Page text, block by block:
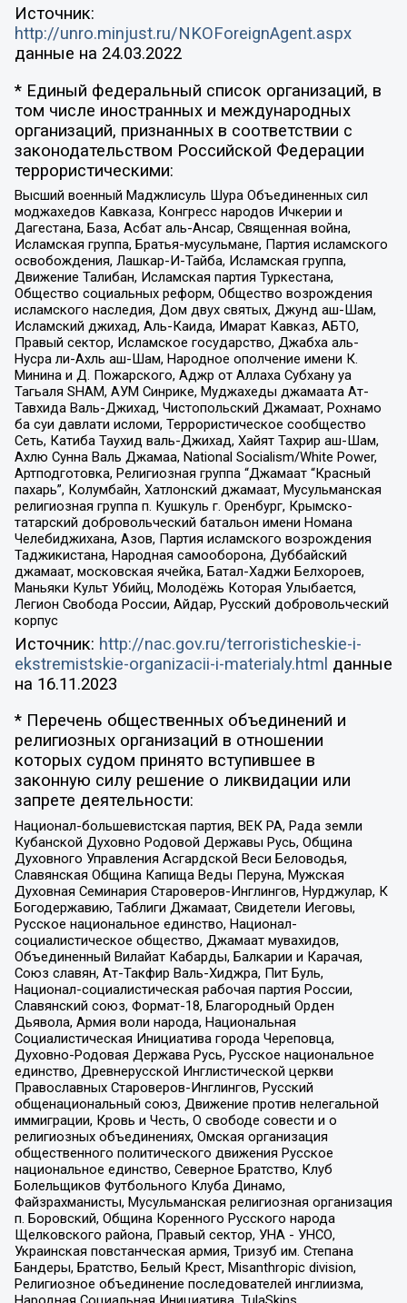
Источник:
http://unro.minjust.ru/NKOForeignAgent.aspx
данные на 24.03.2022
* Единый федеральный список организаций, в
том числе иностранных и международных
организаций, признанных в соответствии с
законодательством Российской Федерации
террористическими:
Высший военный Маджлисуль Шура Объединенных сил
моджахедов Кавказа, Конгресс народов Ичкерии и
Дагестана, База, Асбат аль-Ансар, Священная война,
Исламская группа, Братья-мусульмане, Партия исламского
освобождения, Лашкар-И-Тайба, Исламская группа,
Движение Талибан, Исламская партия Туркестана,
Общество социальных реформ, Общество возрождения
исламского наследия, Дом двух святых, Джунд аш-Шам,
Исламский джихад, Аль-Каида, Имарат Кавказ, АБТО,
Правый сектор, Исламское государство, Джабха аль-
Нусра ли-Ахль аш-Шам, Народное ополчение имени К.
Минина и Д. Пожарского, Аджр от Аллаха Субхану уа
Тагьаля SHAM, АУМ Синрике, Муджахеды джамаата Ат-
Тавхида Валь-Джихад, Чистопольский Джамаат, Рохнамо
ба суи давлати исломи, Террористическое сообщество
Сеть, Катиба Таухид валь-Джихад, Хайят Тахрир аш-Шам,
Ахлю Сунна Валь Джамаа, National Socialism/White Power,
Артподготовка, Религиозная группа “Джамаат “Красный
пахарь”, Колумбайн, Хатлонский джамаат, Мусульманская
религиозная группа п. Кушкуль г. Оренбург, Крымско-
татарский добровольческий батальон имени Номана
Челебиджихана, Азов, Партия исламского возрождения
Таджикистана, Народная самооборона, Дуббайский
джамаат, московская ячейка, Батал-Хаджи Белхороев,
Маньяки Культ Убийц, Молодёжь Которая Улыбается,
Легион Свобода России, Айдар, Русский добровольческий
корпус
Источник: http://nac.gov.ru/terroristicheskie-i-
ekstremistskie-organizacii-i-materialy.html данные
на 16.11.2023
* Перечень общественных объединений и
религиозных организаций в отношении
которых судом принято вступившее в
законную силу решение о ликвидации или
запрете деятельности:
Национал-большевистская партия, ВЕК РА, Рада земли
Кубанской Духовно Родовой Державы Русь, Община
Духовного Управления Асгардской Веси Беловодья,
Славянская Община Капища Веды Перуна, Мужская
Духовная Семинария Староверов-Инглингов, Нурджулар, К
Богодержавию, Таблиги Джамаат, Свидетели Иеговы,
Русское национальное единство, Национал-
социалистическое общество, Джамаат мувахидов,
Объединенный Вилайат Кабарды, Балкарии и Карачая,
Союз славян, Ат-Такфир Валь-Хиджра, Пит Буль,
Национал-социалистическая рабочая партия России,
Славянский союз, Формат-18, Благородный Орден
Дьявола, Армия воли народа, Национальная
Социалистическая Инициатива города Череповца,
Духовно-Родовая Держава Русь, Русское национальное
единство, Древнерусской Инглистической церкви
Православных Староверов-Инглингов, Русский
общенациональный союз, Движение против нелегальной
иммиграции, Кровь и Честь, О свободе совести и о
религиозных объединениях, Омская организация
общественного политического движения Русское
национальное единство, Северное Братство, Клуб
Болельщиков Футбольного Клуба Динамо,
Файзрахманисты, Мусульманская религиозная организация
п. Боровский, Община Коренного Русского народа
Щелковского района, Правый сектор, УНА - УНСО,
Украинская повстанческая армия, Тризуб им. Степана
Бандеры, Братство, Белый Крест, Misanthropic division,
Религиозное объединение последователей инглиизма,